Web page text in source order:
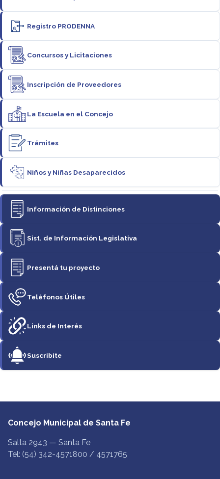
Registro PRODENNA
Concursos y Licitaciones
Inscripción de Proveedores
La Escuela en el Concejo
Trámites
Niños y Niñas Desaparecidos
Información de Distinciones
Sist. de Información Legislativa
Presentá tu proyecto
Teléfonos Útiles
Links de Interés
Suscribite
Concejo Municipal de Santa Fe
Salta 2943 — Santa Fe
Tel: (54) 342-4571800 / 4571765